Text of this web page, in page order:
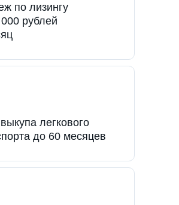
по лизингу
рублей
легкового
до 60 месяцев